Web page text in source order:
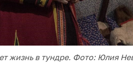
жизнь в тундре. Фото: Юлия